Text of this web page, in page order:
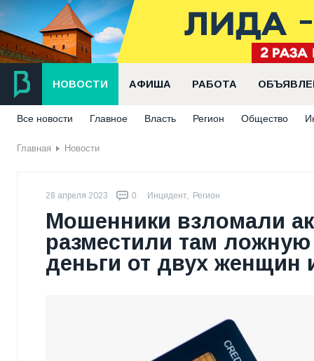
НОВОСТИ АФИША РАБОТА
Все новости Главное Власть Регион Общество
Главная Новости
28 апреля 2023 0 Инцидент, Регион
Мошенники взломали
разместили там
деньги от двух женщин